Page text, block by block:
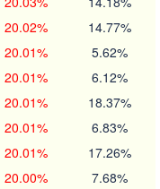
20.02% 14.77%
20.01% 5.62%
20.01% 6.12%
20.01% 18.37%
20.01% 6.83%
20.01% 17.26%
20.00% 7.68%